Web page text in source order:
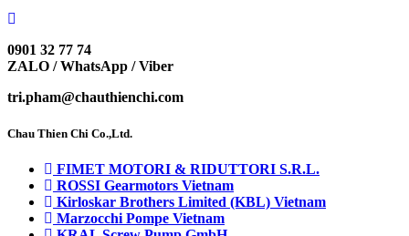
0901 32 77 74
ZALO / WhatsApp / Viber
tri.pham@chauthienchi.com
Chau Thien Chi Co.,Ltd.
FIMET MOTORI & RIDUTTORI S.R.L.
ROSSI Gearmotors Vietnam
Kirloskar Brothers Limited (KBL) Vietnam
Marzocchi Pompe Vietnam